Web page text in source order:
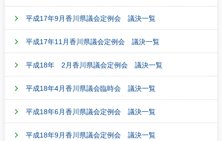
平成17年9月香川県議会定例会 議決一覧
平成17年11月香川県議会定例会 議決一覧
平成18年 2月香川県議会定例会 議決一覧
平成18年4月香川県議会臨時会 議決一覧
平成18年6月香川県議会定例会 議決一覧
平成18年9月香川県議会定例会 議決一覧